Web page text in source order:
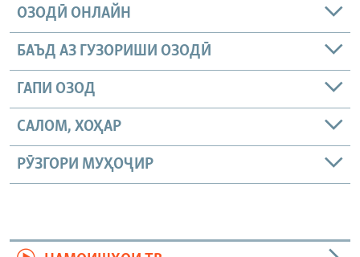
ОЗОДӢ ОНЛАЙН
БАЪД АЗ ГУЗОРИШИ ОЗОДӢ
ГАПИ ОЗОД
САЛОМ, ХОҲАР
РӮЗГОРИ МУҲОҶИР